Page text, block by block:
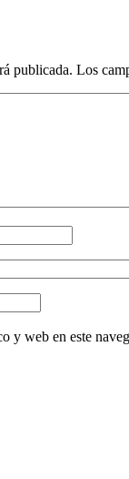
publicada. Los
y web en este